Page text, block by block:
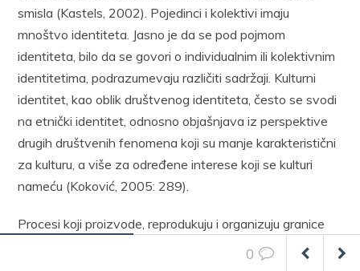
smisla (Kastels, 2002). Pojedinci i kolektivi imaju
mnoštvo identiteta. Jasno je da se pod pojmom
identiteta, bilo da se govori o individualnim ili kolektivnim
identitetima, podrazumevaju različiti sadržaji. Kulturni
identitet, kao oblik društvenog identiteta, često se svodi
na etnički identitet, odnosno objašnjava iz perspektive
drugih društvenih fenomena koji su manje karakteristični
za kulturu, a više za određene interese koji se kulturi
nameću (Koković, 2005: 289).
Procesi koji proizvode, reprodukuju i organizuju granice
identifikacije i diferencijacije među društvenim grupama i
0